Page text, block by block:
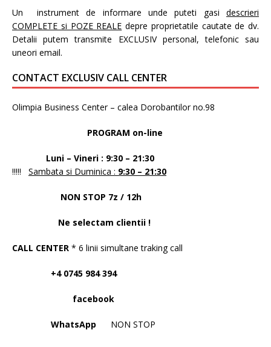
Un instrument de informare unde puteti gasi descrieri
COMPLETE si POZE REALE depre proprietatile cautate de dv.
Detalii putem transmite EXCLUSIV personal, telefonic sau
uneori email.
CONTACT EXCLUSIV CALL CENTER
Olimpia Business Center – calea Dorobantilor no.98
PROGRAM on-line
Luni – Vineri : 9:30 – 21:30
!!!!! Sambata si Duminica : 9:30 – 21:30
NON STOP 7z / 12h
Ne selectam clientii !
CALL CENTER * 6 linii simultane traking call
+4 0745 984 394
facebook
WhatsApp NON STOP